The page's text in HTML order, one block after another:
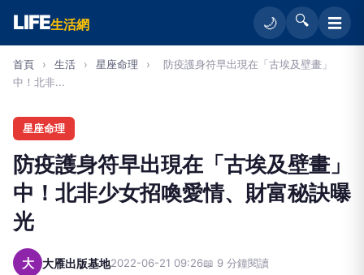
LIFE生活網 🌙 🔍 ☰
首頁 › 生活 › 星座命理 ›
防疫護身符早出現在「古埃及壁畫」
中！北非...
星座命理
防疫護身符早出現在「古埃及壁畫」
中！北非少女招喚愛情、財富秘訣曝
光
大 大雁出版基地2022-06-21 09:26📖 9 分鐘閱讀